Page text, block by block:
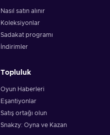
Nasıl satın alınır
Koleksiyonlar
Sadakat programı
İndirimler
Topluluk
Oyun Haberleri
Eşantiyonlar
Satış ortağı olun
Snakzy: Oyna ve Kazan